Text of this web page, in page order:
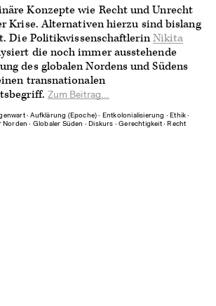
Konzepte wie Recht und Unrecht
Krise. Alternativen hierzu sind bislang
Die PolitikwissenschaftlerinNikita
die noch immer ausstehende
des globalen Nordens und Südens
transnationalen
Zum Beitrag...
∙Aufklärung (Epoche) ∙ Entkolonialisierung ∙Ethik ∙
Norden ∙ Globaler Süden ∙Diskurs ∙Gerechtigkeit∙Recht